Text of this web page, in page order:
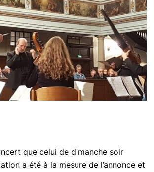
que celui de dimanche soir
a été à la mesure de l’annonce et